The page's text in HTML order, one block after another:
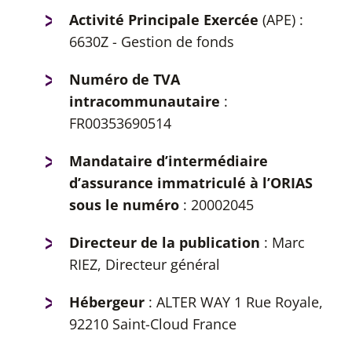
Activité Principale Exercée (APE) :
6630Z - Gestion de fonds
Numéro de TVA
intracommunautaire :
FR00353690514
Mandataire d’intermédiaire
d’assurance immatriculé à l’ORIAS
sous le numéro : 20002045
Directeur de la publication : Marc
RIEZ, Directeur général
Hébergeur : ALTER WAY 1 Rue Royale,
92210 Saint-Cloud France